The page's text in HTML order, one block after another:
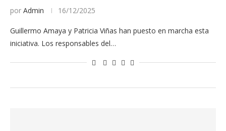
por Admin 16/12/2025
Guillermo Amaya y Patricia Viñas han puesto en marcha esta
iniciativa. Los responsables del…